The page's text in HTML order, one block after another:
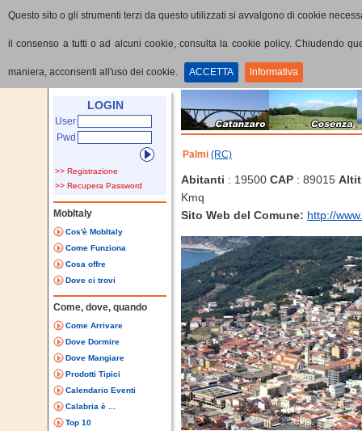
Questo sito o gli strumenti terzi da questo utilizzati si avvalgono di cookie
il consenso a tutti o ad alcuni cookie, consulta la cookie policy. Chiudendo
maniera, acconsenti all'uso dei cookie. ACCETTA Informativa
LOGIN
User
Pwd
>> Registrazione
>> Recupera Password
MobItaly
Cos'è MobItaly
Come Funziona
Cosa offre
Dove ci trovi
Come, dove, quando
Come Arrivare
Dove Dormire
Dove Mangiare
Prodotti Tipici
Calendario Eventi
Calabria è ...
Top 10
Palmi (RC)
Abitanti : 19500 CAP : 89015
Kmq
Sito Web del Comune: http://